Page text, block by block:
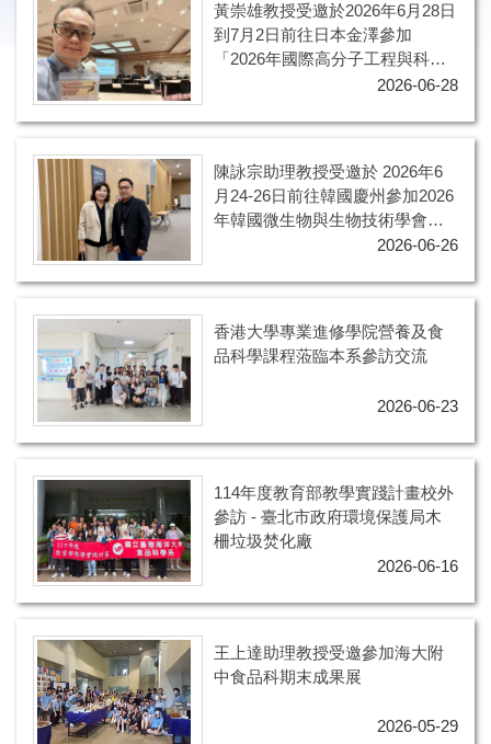
黃崇雄教授受邀於2026年6月28日
到7月2日前往日本金澤參加
「2026年國際高分子工程與科學
2026-06-28
陳詠宗助理教授受邀於 2026年6
月24-26日前往韓國慶州參加2026
年韓國微生物與生物技術學會
（KMB）年會暨國際學術研討會
2026-06-26
香港大學專業進修學院營養及食
品科學課程蒞臨本系參訪交流
2026-06-23
114年度教育部教學實踐計畫校外
參訪 - 臺北市政府環境保護局木
柵垃圾焚化廠
2026-06-16
王上達助理教授受邀參加海大附
中食品科期末成果展
2026-05-29